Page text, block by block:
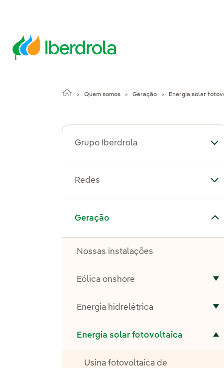
Quem somos Geração Energia solar
Grupo Iberdrola
Redes
Geração
Alternar submenu de Geração
Nossas instalações
Eólica onshore
Energia hidrelétrica
Energia solar fotovoltaica
Usina fotovoltaica de